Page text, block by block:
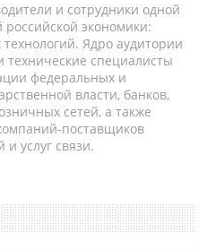
и сотрудники одной
экономики:
Ядро аудитории
специалисты
федеральных и
власти, банков,
сетей, а также
поставщиков
услуг связи.